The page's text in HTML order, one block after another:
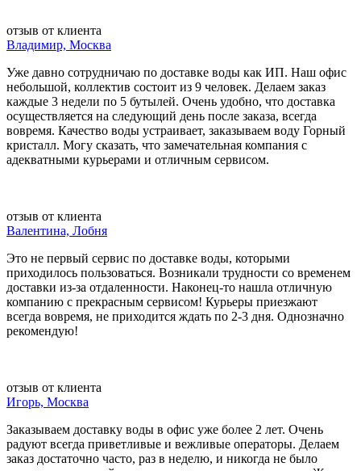
отзыв от клиента
Владимир, Москва
Уже давно сотрудничаю по доставке воды как ИП. Наш офис
небольшой, коллектив состоит из 9 человек. Делаем заказ
каждые 3 недели по 5 бутылей. Очень удобно, что доставка
осуществляется на следующий день после заказа, всегда
вовремя. Качество воды устраивает, заказываем воду Горный
кристалл. Могу сказать, что замечательная компания с
адекватными курьерами и отличным сервисом.
отзыв от клиента
Валентина, Лобня
Это не первый сервис по доставке воды, которыми
приходилось пользоваться. Возникали трудности со временем
доставки из-за отдаленности. Наконец-то нашла отличную
компанию с прекрасным сервисом! Курьеры приезжают
всегда вовремя, не приходится ждать по 2-3 дня. Однозначно
рекомендую!
отзыв от клиента
Игорь, Москва
Заказываем доставку воды в офис уже более 2 лет. Очень
радуют всегда приветливые и вежливые операторы. Делаем
заказ достаточно часто, раз в неделю, и никогда не было